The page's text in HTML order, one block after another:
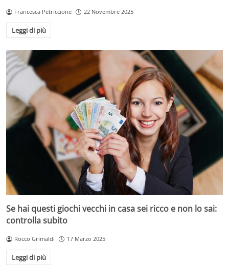
Francesca Petriccione 22 Novembre 2025
Leggi di più
Se hai questi giochi vecchi in casa sei ricco e non lo sai:
controlla subito
Rocco Grimaldi 17 Marzo 2025
Leggi di più